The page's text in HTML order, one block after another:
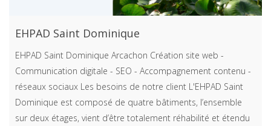
EHPAD Saint Dominique
EHPAD Saint Dominique Arcachon Création site web -
Communication digitale - SEO - Accompagnement contenu -
réseaux sociaux Les besoins de notre client L'EHPAD Saint
Dominique est composé de quatre bâtiments, l’ensemble
sur deux étages, vient d’être totalement réhabilité et étendu